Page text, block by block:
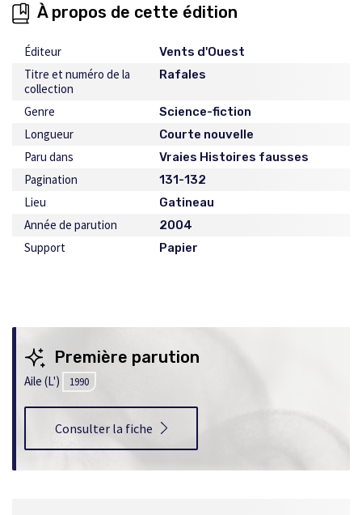
À propos de cette édition
Éditeur Vents d'Ouest
Titre et numéro de la
collection
Rafales
Genre Science-fiction
Longueur Courte nouvelle
Paru dans Vraies Histoires fausses
Pagination 131-132
Lieu Gatineau
Année de parution 2004
Support Papier
Première parution
Aile (L') 1990
Consulter la fiche